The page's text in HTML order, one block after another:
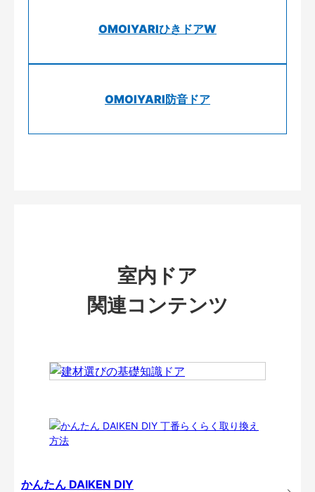
OMOIYARIひきドアW
OMOIYARI防音ドア
室内ドア
関連コンテンツ
かんたん DAIKEN DIY